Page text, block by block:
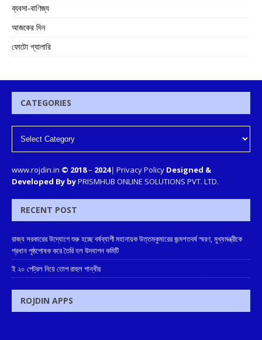
ব্যবসা-বাণিজ্য
আজকের দিন
ফোটো গ্যালারি
CATEGORIES
www.rojdin.in © 2018– 2024| Privacy Policy Designed &
Developed By byPRISMHUB ONLINE SOLUTIONS PVT. LTD.
RECENT POST
রাজ্য সরকারের উদ্যোগে শুরু হচ্ছে বর্ষব্যাপী মহানায়ক উত্তমকুমারের জন্মশতবর্ষ স্মরণ, মুখ্যমন্ত্রীকে
প্রধান পৃষ্ঠপোষক করে তৈরি হল উদযাপন কমিটি
ই ২০ পেট্রল নিয়ে তোপ রাহুল গান্ধীর
ROJDIN APPS